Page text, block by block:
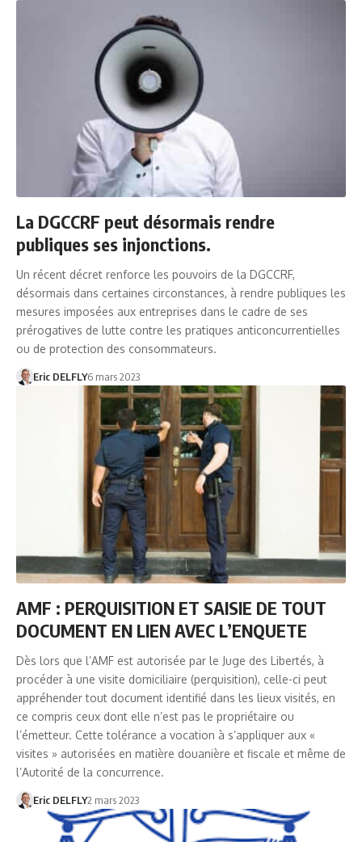
La DGCCRF peut désormais rendre
publiques ses injonctions.
Un récent décret renforce les pouvoirs de la DGCCRF,
désormais dans certaines circonstances, à rendre publiques les
mesures imposées aux entreprises dans le cadre de ses
prérogatives de lutte contre les pratiques anticoncurrentielles
ou de protection des consommateurs.
Eric DELFLY6 mars 2023
AMF : PERQUISITION ET SAISIE DE TOUT
DOCUMENT EN LIEN AVEC L’ENQUETE
Dès lors que l’AMF est autorisée par le Juge des Libertés, à
procéder à une visite domiciliaire (perquisition), celle-ci peut
appréhender tout document identifié dans les lieux visités, en
ce compris ceux dont elle n’est pas le propriétaire ou
l’émetteur. Cette tolérance a vocation à s’appliquer aux «
visites » autorisées en matière douanière et fiscale et même de
l’Autorité de la concurrence.
Eric DELFLY2 mars 2023